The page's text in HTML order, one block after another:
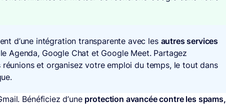
d’une intégration transparente avec les autres services
Agenda, Google Chat et Google Meet. Partagez
et organisez votre emploi du temps, le tout dans
Bénéficiez d’une protection avancée contre les spams,